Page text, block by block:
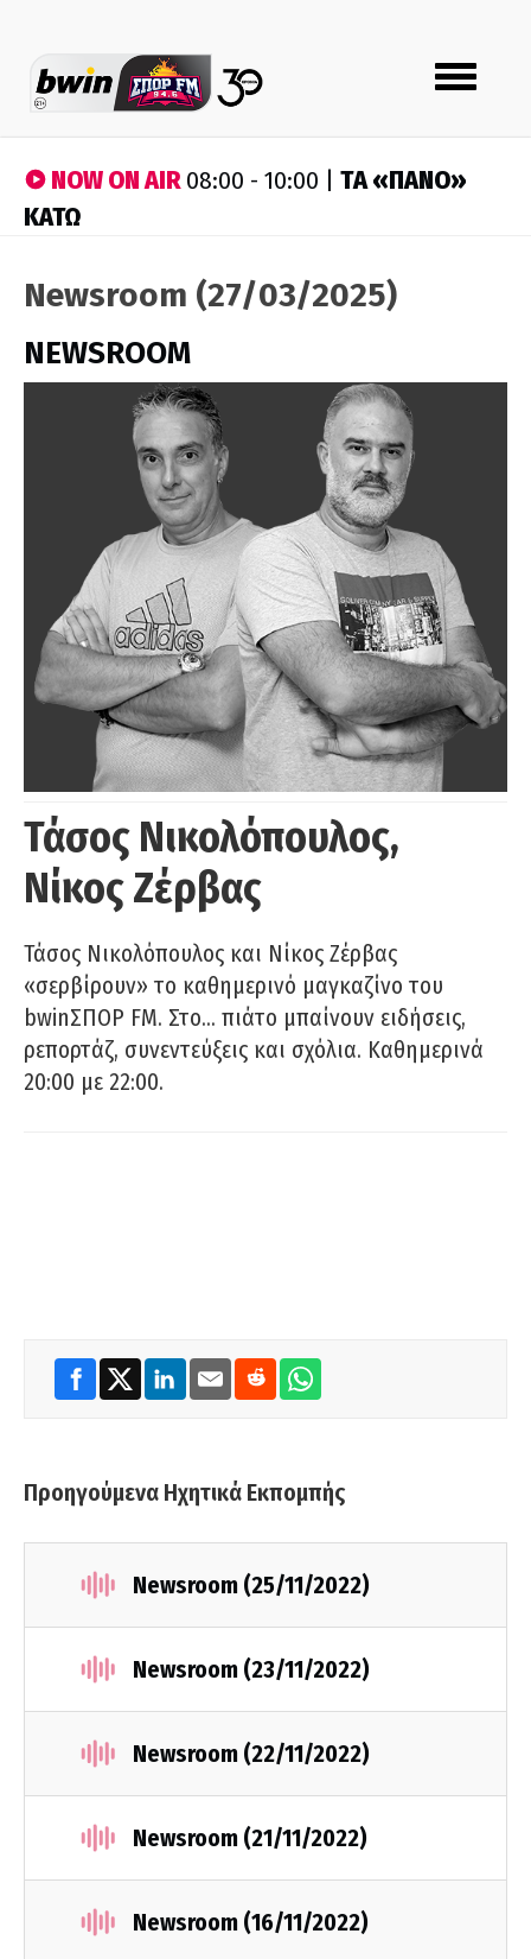
Toggle
navigation
NOW ON AIR08:00 - 10:00 | ΤA «ΠΑΝΟ»
ΚΑΤΩ
Newsroom (27/03/2025)
NEWSROOM
Τάσος Νικολόπουλος,
Νίκος Ζέρβας
Τάσος Νικολόπουλος και Νίκος Ζέρβας
«σερβίρουν» το καθημερινό μαγκαζίνο του
bwinΣΠΟΡ FM. Στο… πιάτο μπαίνουν ειδήσεις,
ρεπορτάζ, συνεντεύξεις και σχόλια. Καθημερινά
20:00 με 22:00.
Προηγούμενα Ηχητικά Εκπομπής
Newsroom (25/11/2022)
Newsroom (23/11/2022)
Newsroom (22/11/2022)
Newsroom (21/11/2022)
Newsroom (16/11/2022)